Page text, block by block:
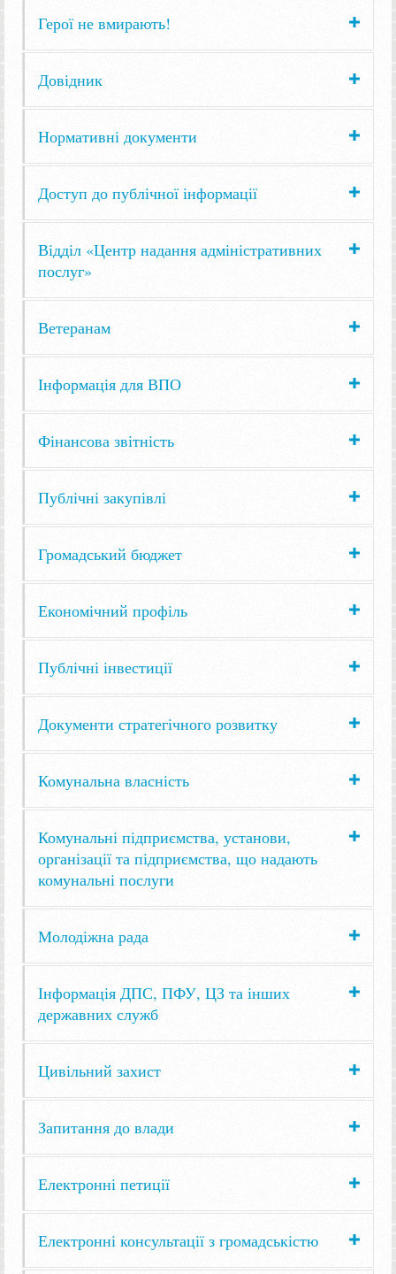
Герої не вмирають!
Довідник
Нормативні документи
Доступ до публічної інформації
Відділ «Центр надання адміністративних
послуг»
Ветеранам
Інформація для ВПО
Фінансова звітність
Публічні закупівлі
Громадський бюджет
Економічний профіль
Публічні інвестиції
Документи стратегічного розвитку
Комунальна власність
Комунальні підприємства, установи,
організації та підприємства, що надають
комунальні послуги
Молодіжна рада
Інформація ДПС, ПФУ, ЦЗ та інших
державних служб
Цивільний захист
Запитання до влади
Електронні петиції
Електронні консультації з громадськістю